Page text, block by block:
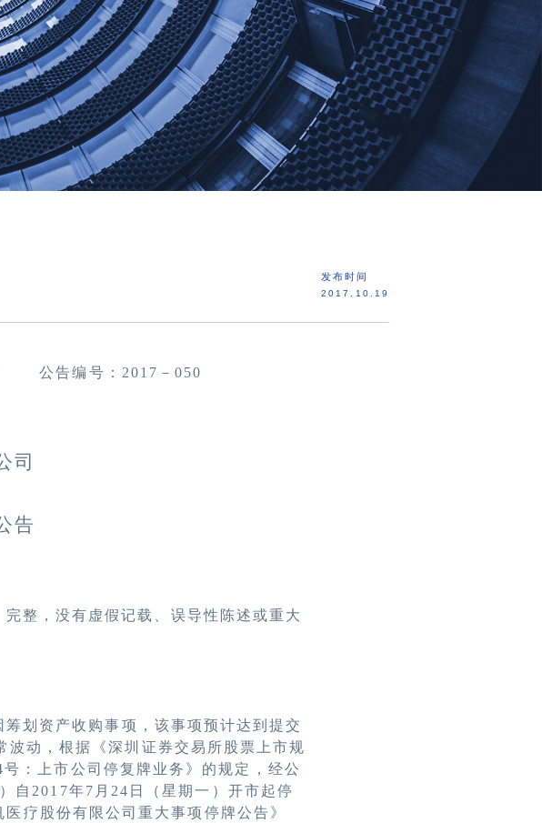
发布时间
2017.10.19
公告编号： 2017 －050
司
告
整，没有虚假记载、误导性陈述或重大
划资产收购事项，该事项预计达到提交
动，根据《深圳证券交易所股票上市规
：上市公司停复牌业务》的规定，经公
自2017年7月24日（星期一）开市起停
疗股份有限公司重大事项停牌公告》